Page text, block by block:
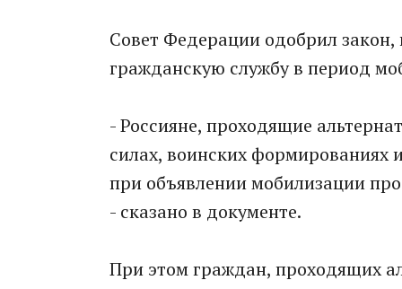
Совет Федерации одобрил
гражданскую службу в период
- Россияне, проходящие
силах, воинских формированиях
при объявлении мобилизации
- сказано в документе.
При этом граждан, проходящих